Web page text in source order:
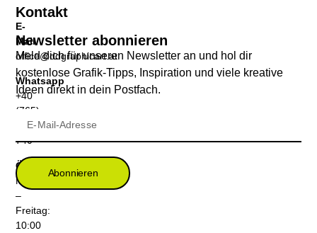
Kontakt
E-
Mail
office@ddgraphicart.at
Whatsapp
+40
(765)
399
740
Öffnungszeiten
Montag
–
Freitag:
10:00
Newsletter abonnieren
Meld dich für unseren Newsletter an und hol dir
kostenlose Grafik-Tipps, Inspiration und viele kreative
Ideen direkt in dein Postfach.
Abonnieren